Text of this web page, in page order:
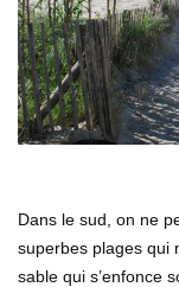
Dans le sud, on ne
superbes plages qui
sable qui s’enfonce